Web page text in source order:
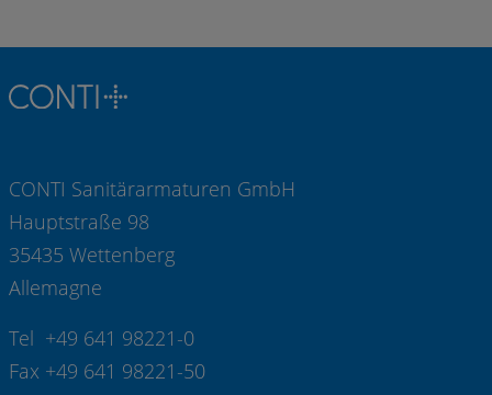
CONTI Sanitärarmaturen GmbH
Hauptstraße 98
35435 Wettenberg
Allemagne
Tel +49 641 98221-0
Fax +49 641 98221-50